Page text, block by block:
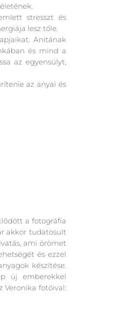
stresszt és
lesz tőle.
Anitának
és mind a
az egyensúlyt,
az anyai és
a fotográfia
akkor tudatosult
ami örömet
és ezzel
készítése.
új emberekkel
Veronika fotóival: